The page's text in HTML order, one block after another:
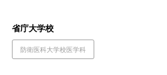
省庁大学校
防衛医科大学校医学科